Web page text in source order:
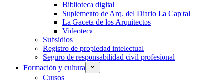
Biblioteca digital
Suplemento de Arq. del Diario La Capital
La Gaceta de los Arquitectos
Videoteca
Subsidios
Registro de propiedad intelectual
Seguro de responsabilidad civil profesional
Formación y cultura
Cursos